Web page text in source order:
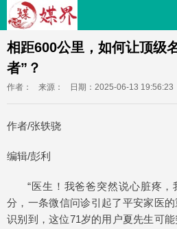
相距600公里，如何让顶级
者”？
作者： 来源： 日期：2025-06-13 19:56:23
作者/张轶骁
编辑/彭利
“医生！我爸爸突然说心脏疼，
分，一条微信问诊引起了平安家医
识别到，这位71岁的用户夏先生可